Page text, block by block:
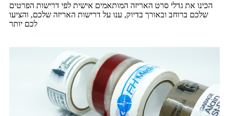
הכינו את גדלי סרט האריזה המותאמים אישית לפי דרישות הפרטים
שלכם ברוחב ובאורך בדיוק, ענו על דרישות האריזה שלכם, והציעו
לכם יותר